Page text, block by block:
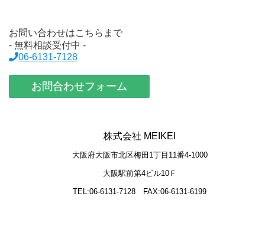
お問い合わせはこちらまで
- 無料相談受付中 -
06-6131-7128
お問合わせフォーム
株式会社 MEIKEI
大阪府大阪市北区梅田1丁目11番4-1000
大阪駅前第4ビル10Ｆ
TEL:06-6131-7128 FAX:06-6131-6199